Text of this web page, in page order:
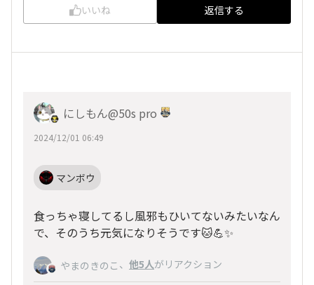
いいね 返信する
にしもん@50s pro
2024/12/01 06:49
マンボウ
食っちゃ寝してるし風邪もひいてないみたいなん
で、そのうち元気になりそうです🐱💪✨
やまのきのこ 、 他5人がリアクション